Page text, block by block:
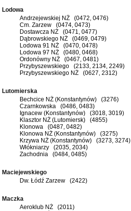
Lodowa
Andrzejewskiej NŻ (0472, 0476)
Cm. Zarzew (0474, 0473)
Dostawcza NŻ (0471, 0477)
Dąbrowskiego NŻ (0469, 0479)
Lodowa 91 NŻ (0470, 0478)
Lodowa 97 NŻ (0480, 0468)
Ordonówny NŻ (0467, 0481)
Przybyszewskiego (2133, 2134, 2249)
Przybyszewskiego NŻ (0627, 2312)
Lutomierska
Bechcice NŻ (Konstantynów) (3276)
Czarnkowska (0486, 0483)
Ignacew (Konstantynów) (3018, 3019)
Klasztor NŻ (Lutomiersk) (4855)
Klonowa (0487, 0482)
Klonowa NŻ (Konstantynów) (3275)
Krzywa NŻ (Konstantynów) (3273, 3274)
Włókniarzy (2035, 2034)
Zachodnia (0484, 0485)
Maciejewskiego
Dw. Łódź Zarzew (2422)
Maczka
Aeroklub NŻ (2011)